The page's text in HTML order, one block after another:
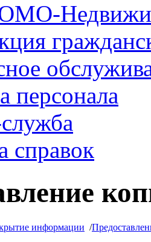
персонала
справок
информации /